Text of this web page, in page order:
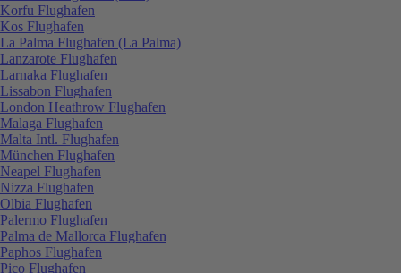
Korfu Flughafen
Kos Flughafen
La Palma Flughafen (La Palma)
Lanzarote Flughafen
Larnaka Flughafen
Lissabon Flughafen
London Heathrow Flughafen
Malaga Flughafen
Malta Intl. Flughafen
München Flughafen
Neapel Flughafen
Nizza Flughafen
Olbia Flughafen
Palermo Flughafen
Palma de Mallorca Flughafen
Paphos Flughafen
Pico Flughafen